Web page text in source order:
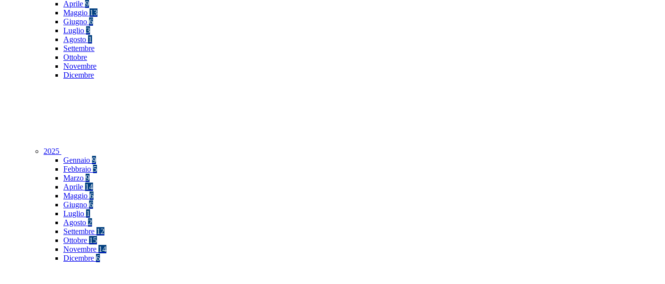
Aprile 9
Maggio 13
Giugno 6
Luglio 3
Agosto 1
Settembre
Ottobre
Novembre
Dicembre
2025
Gennaio 9
Febbraio 5
Marzo 9
Aprile 14
Maggio 6
Giugno 6
Luglio 1
Agosto 2
Settembre 12
Ottobre 15
Novembre 14
Dicembre 6